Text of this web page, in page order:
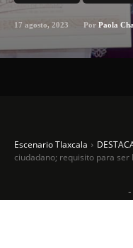
17 agosto, 2023 Por Paola
Escenario Tlaxcala
ciudadano; requisito para ser
-